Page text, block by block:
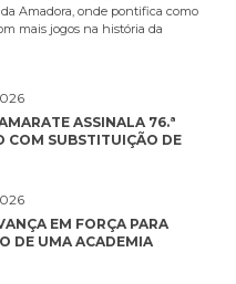
Amadora, onde pontifica como
mais jogos na história da
ASSINALA 76.ª
COM SUBSTITUIÇÃO DE
EM FORÇA PARA
DE UMA ACADEMIA